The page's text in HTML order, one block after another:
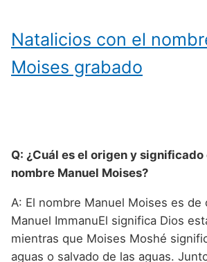
Natalicios con el
Moises grabado
Q: ¿Cuál es el origen y
nombre Manuel Moises?
A: El nombre Manuel Moises es de
Manuel ImmanuEl significa Dios
mientras que Moises Moshé
aguas o salvado de las aguas.